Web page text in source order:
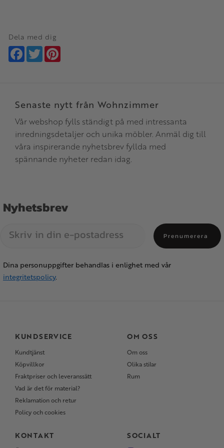
Dela med dig
Facebook
Twitter
Senaste nytt från Wohnzimmer
Vår webshop fylls ständigt på med intressanta
inredningsdetaljer och unika möbler. Anmäl dig till
våra inspirerande nyhetsbrev fyllda med
spännande nyheter redan idag.
Nyhetsbrev
Prenumerera
Dina personuppgifter behandlas i enlighet med vår
integritetspolicy.
KUNDSERVICE
Kundtjänst
Köpvillkor
Fraktpriser och leveranssätt
Vad är det för material?
Reklamation och retur
Policy och cookies
OM OSS
Om oss
Olika stilar
Rum
KONTAKT SOCIALT